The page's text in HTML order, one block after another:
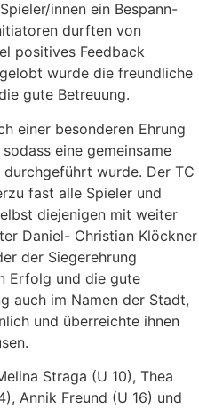
innen ein Bespann-
durften von
positives Feedback
wurde die freundliche
gute Betreuung.
einer besonderen Ehrung
eine gemeinsame
wurde. Der TC
fast alle Spieler und
diejenigen mit weiter
Daniel- Christian Klöckner
der Siegerehrung
Erfolg und die gute
auch im Namen der Stadt,
und überreichte ihnen
Straga (U 10), Thea
Annik Freund (U 16) und